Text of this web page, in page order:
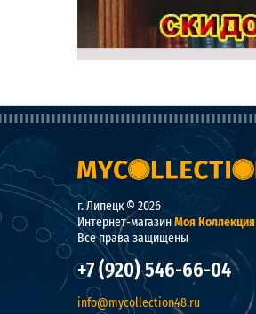
г. Липецк © 2026
Интернет-магазинМоя Коллекция
Все права защищены
+7 (920) 546-66-04
info@mycollection48.ru